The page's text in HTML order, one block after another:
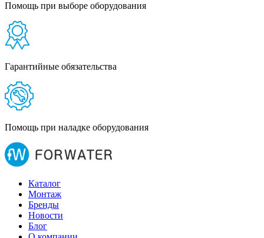
Помощь при выборе оборудования
Гарантийные обязательства
Помощь при наладке оборудования
Каталог
Монтаж
Бренды
Новости
Блог